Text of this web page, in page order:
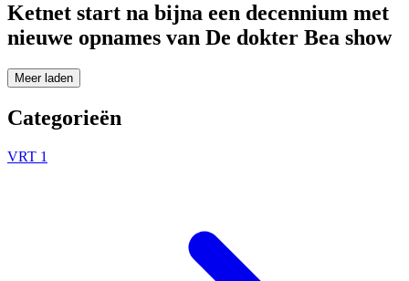
Ketnet start na bijna een decennium met
nieuwe opnames van De dokter Bea show
Meer laden
Categorieën
VRT 1